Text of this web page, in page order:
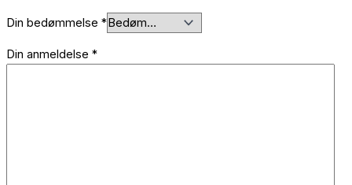
Din bedømmelse *
Din anmeldelse *